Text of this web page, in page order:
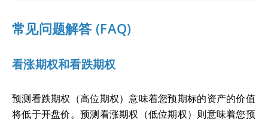
常见问题解答 (FAQ)
看涨期权和看跌期权
预测看跌期权（高位期权）意味着您预期标的资产的价值
将低于开盘价。预测看涨期权（低位期权）则意味着您预